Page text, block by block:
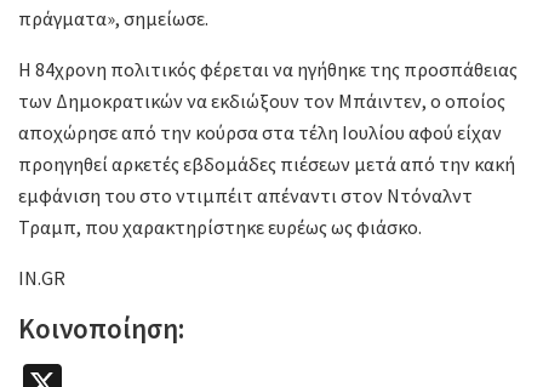
πράγματα», σημείωσε.
Η 84χρονη πολιτικός φέρεται να ηγήθηκε της προσπάθειας
των Δημοκρατικών να εκδιώξουν τον Μπάιντεν, ο οποίος
αποχώρησε από την κούρσα στα τέλη Ιουλίου αφού είχαν
προηγηθεί αρκετές εβδομάδες πιέσεων μετά από την κακή
εμφάνιση του στο ντιμπέιτ απέναντι στον Ντόναλντ
Τραμπ, που χαρακτηρίστηκε ευρέως ως φιάσκο.
IN.GR
Κοινοποίηση: